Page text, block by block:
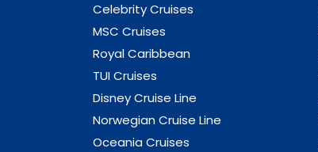
Celebrity Cruises
MSC Cruises
Royal Caribbean
TUI Cruises
Disney Cruise Line
Norwegian Cruise Line
Oceania Cruises